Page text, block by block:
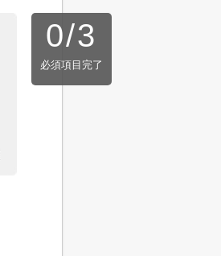
0/3
必須項目完了